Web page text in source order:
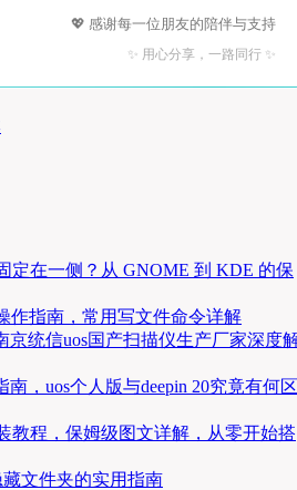
💖 感谢每一位朋友的陪伴与支持
✨ 用心分享，一路同行 ✨
定在一侧？从 GNOME 到 KDE 的保
作指南，常用写文件命令详解
京统信uos国产扫描仪生产厂家深度
，uos个人版与deepin 20究竟有何区
教程，保姆级图文详解，从零开始搭
文件夹的实用指南